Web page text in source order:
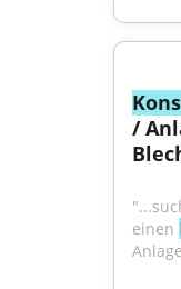
/
einen